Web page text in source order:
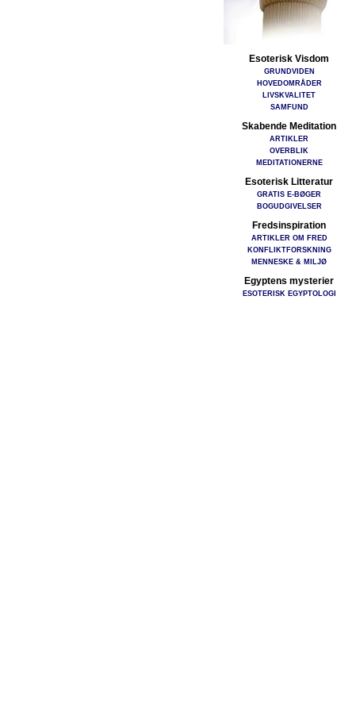
Esoterisk Visdom
GRUNDVIDEN
HOVEDOMRÅDER
LIVSKVALITET
SAMFUND
Skabende Meditation
ARTIKLER
OVERBLIK
MEDITATIONERNE
Esoterisk Litteratur
GRATIS E-BØGER
BOGUDGIVELSER
Fredsinspiration
ARTIKLER OM FRED
KONFLIKTFORSKNING
MENNESKE & MILJØ
Egyptens mysterier
ESOTERISK EGYPTOLOGI